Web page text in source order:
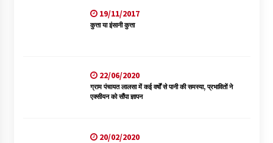
19/11/2017
कुत्ता या इंसानी कुत्ता
22/06/2020
ग्राम पंचायत लालसा में कई वर्षों से पानी की समस्या, प्रभावितों ने
एक्सीयन को सौंपा ज्ञापन
20/02/2020